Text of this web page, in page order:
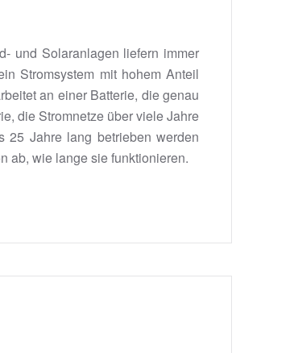
und Solaranlagen liefern immer
Stromsystem mit hohem Anteil
an einer Batterie, die genau
die Stromnetze über viele Jahre
25 Jahre lang betrieben werden
ab, wie lange sie funktionieren.